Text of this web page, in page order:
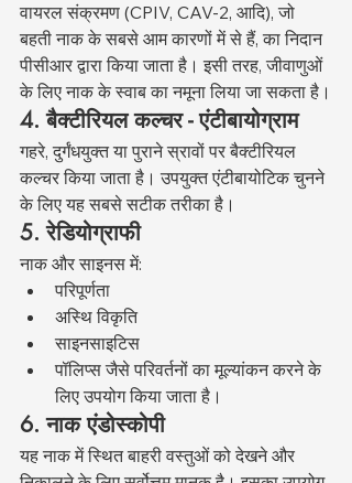
वायरल संक्रमण (CPIV, CAV-2, आदि), जो
बहती नाक के सबसे आम कारणों में से हैं, का निदान
पीसीआर द्वारा किया जाता है। इसी तरह, जीवाणुओं
के लिए नाक के स्वाब का नमूना लिया जा सकता है।
4. बैक्टीरियल कल्चर - एंटीबायोग्राम
गहरे, दुर्गंधयुक्त या पुराने स्रावों पर बैक्टीरियल
कल्चर किया जाता है। उपयुक्त एंटीबायोटिक चुनने
के लिए यह सबसे सटीक तरीका है।
5. रेडियोग्राफी
नाक और साइनस में:
परिपूर्णता
अस्थि विकृति
साइनसाइटिस
पॉलिप्स जैसे परिवर्तनों का मूल्यांकन करने के
लिए उपयोग किया जाता है।
6. नाक एंडोस्कोपी
यह नाक में स्थित बाहरी वस्तुओं को देखने और